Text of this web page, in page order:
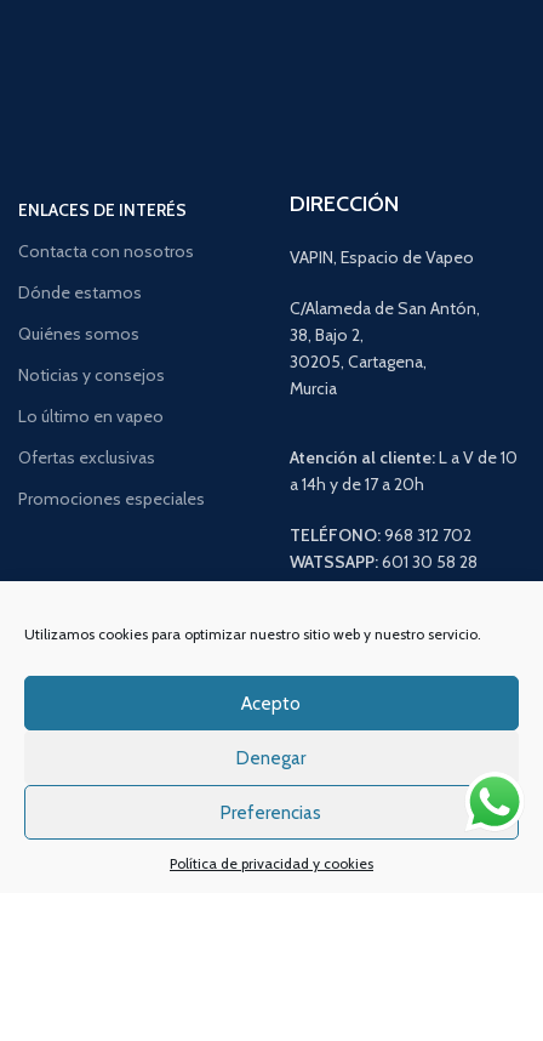
Utilizamos cookies para optimizar nuestro sitio web y nuestro servicio.
Acepto
Denegar
Preferencias
Política de privacidad y cookies
ENLACES DE INTERÉS
Contacta con nosotros
Dónde estamos
Quiénes somos
Noticias y consejos
Lo último en vapeo
Ofertas exclusivas
Promociones especiales
DIRECCIÓN
VAPIN, Espacio de Vapeo
C/Alameda de San Antón,
38, Bajo 2,
30205, Cartagena,
Murcia
Atención al cliente:L a V de 10
a 14h y de 17 a 20h
TELÉFONO:968 312 702
WATSSAPP:601 30 58 28
Email:info@vapeo.es